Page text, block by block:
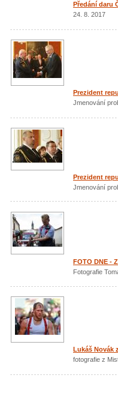
Předání daru
24. 8. 2017
Prezident
Jmenování
Prezident
Jmenování
FOTO DNE -
Fotografie
Lukáš Novák
fotografie z